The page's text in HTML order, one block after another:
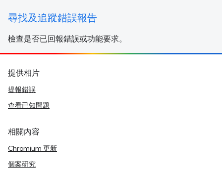
尋找及追蹤錯誤報告
檢查是否已回報錯誤或功能要求。
提供相片
提報錯誤
查看已知問題
相關內容
Chromium 更新
個案研究